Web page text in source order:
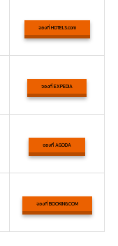
จองที่ HOTELS.com
จองที่ EXPEDIA
จองที่ AGODA
จองที่ BOOKING.COM